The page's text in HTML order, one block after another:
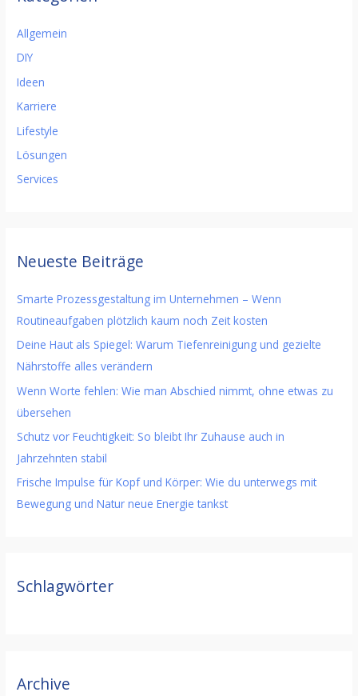
Allgemein
DIY
Ideen
Karriere
Lifestyle
Lösungen
Services
Neueste Beiträge
Smarte Prozessgestaltung im Unternehmen – Wenn
Routineaufgaben plötzlich kaum noch Zeit kosten
Deine Haut als Spiegel: Warum Tiefenreinigung und gezielte
Nährstoffe alles verändern
Wenn Worte fehlen: Wie man Abschied nimmt, ohne etwas zu
übersehen
Schutz vor Feuchtigkeit: So bleibt Ihr Zuhause auch in
Jahrzehnten stabil
Frische Impulse für Kopf und Körper: Wie du unterwegs mit
Bewegung und Natur neue Energie tankst
Schlagwörter
Archive